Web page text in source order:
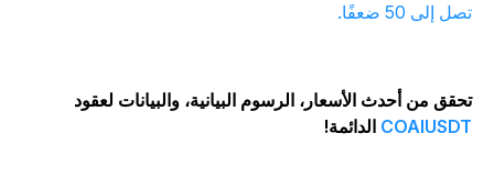
إلى 50 ضعفًا.
من أحدث الأسعار، الرسوم البيانية، والبيانات لعقود
الدائمة!